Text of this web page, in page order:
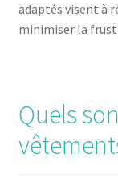
adaptés visent à
minimiser la
Quels